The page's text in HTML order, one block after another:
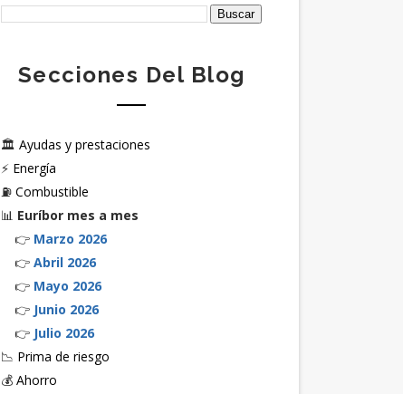
Secciones Del Blog
🏛️ Ayudas y prestaciones
⚡ Energía
⛽ Combustible
📊 Euríbor mes a mes
👉 Marzo 2026
👉 Abril 2026
👉 Mayo 2026
👉 Junio 2026
👉 Julio 2026
📉 Prima de riesgo
💰 Ahorro